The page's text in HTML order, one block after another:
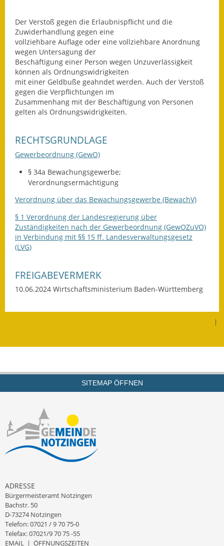
Der Verstoß gegen die Erlaubnispflicht und die
Zuwiderhandlung gegen eine
vollziehbare Auflage oder eine vollziehbare Anordnung
wegen Untersagung der
Beschäftigung einer Person wegen Unzuverlässigkeit
können als Ordnungswidrigkeiten
mit einer Geldbuße geahndet werden. Auch der Verstoß
gegen die Verpflichtungen im
Zusammenhang mit der Beschäftigung von Personen
gelten als Ordnungswidrigkeiten.
RECHTSGRUNDLAGE
Gewerbeordnung (GewO)
§ 34a Bewachungsgewerbe;
Verordnungsermächtigung
Verordnung über das Bewachungsgewerbe (BewachV)
§ 1 Verordnung der Landesregierung über
Zuständigkeiten nach der Gewerbeordnung (GewOZuVO)
in Verbindung mit §§ 15 ff. Landesverwaltungsgesetz
(LVG)
FREIGABEVERMERK
10.06.2024 Wirtschaftsministerium Baden-Württemberg
|
SITEMAP ÖFFNEN
ADRESSE
Bürgermeisteramt Notzingen
Bachstr. 50
D-73274 Notzingen
Telefon: 07021 / 9 70 75-0
Telefax: 07021/9 70 75 -55
EMAIL | ÖFFNUNGSZEITEN